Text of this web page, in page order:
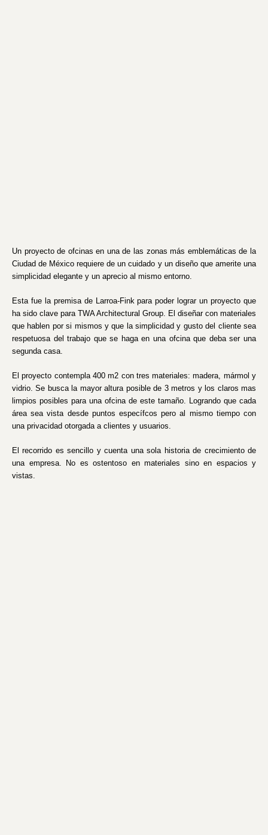
Un proyecto de ofcinas en una de las zonas más emblemáticas de la
Ciudad de México requiere de un cuidado y un diseño que amerite una
simplicidad elegante y un aprecio al mismo entorno.
Esta fue la premisa de Larroa-Fink para poder lograr un proyecto que
ha sido clave para TWA Architectural Group. El diseñar con materiales
que hablen por si mismos y que la simplicidad y gusto del cliente sea
respetuosa del trabajo que se haga en una ofcina que deba ser una
segunda casa.
El proyecto contempla 400 m2 con tres materiales: madera, mármol y
vidrio. Se busca la mayor altura posible de 3 metros y los claros mas
limpios posibles para una ofcina de este tamaño. Logrando que cada
área sea vista desde puntos específcos pero al mismo tiempo con
una privacidad otorgada a clientes y usuarios.
El recorrido es sencillo y cuenta una sola historia de crecimiento de
una empresa. No es ostentoso en materiales sino en espacios y
vistas.